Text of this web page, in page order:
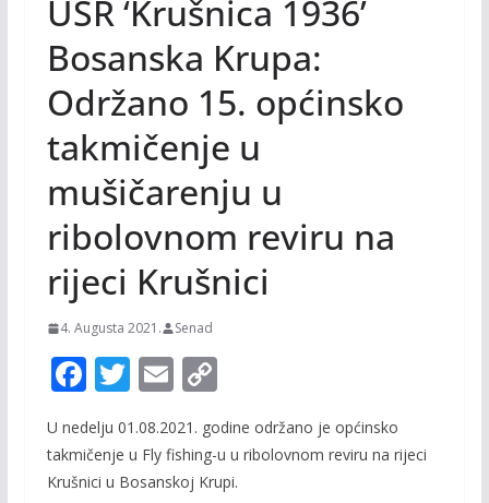
USR ‘Krušnica 1936’
Bosanska Krupa:
Održano 15. općinsko
takmičenje u
mušičarenju u
ribolovnom reviru na
rijeci Krušnici
4. Augusta 2021. Senad
F
ac
e
b
T
itt
er
E
ai
l
C
o
p
y
U nedelju 01.08.2021. godine održano je općinsko
takmičenje u Fly fishing-u u ribolovnom reviru na rijeci
Krušnici u Bosanskoj Krupi.